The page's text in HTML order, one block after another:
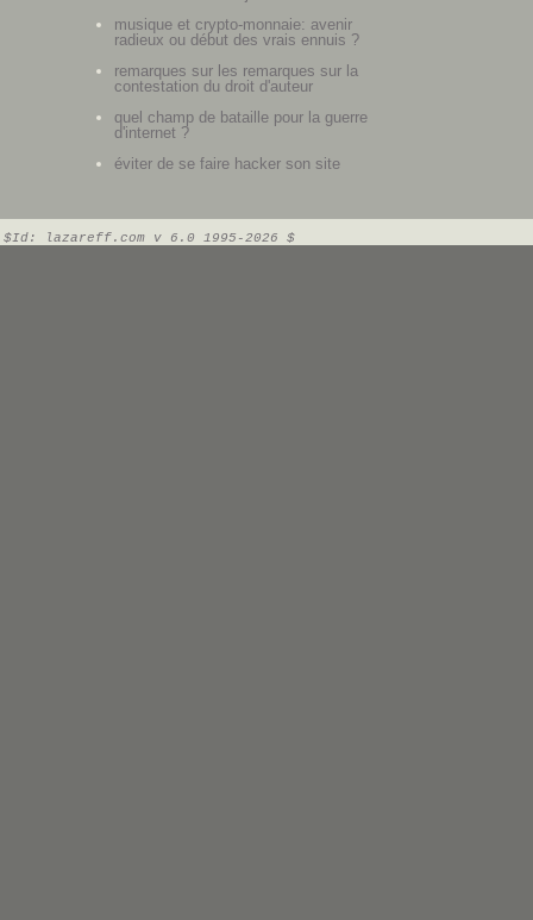
musique et crypto-monnaie: avenir
radieux ou début des vrais ennuis ?
remarques sur les remarques sur la
contestation du droit d'auteur
quel champ de bataille pour la guerre
d'internet ?
éviter de se faire hacker son site
$Id: lazareff.com v 6.0 1995-2026 $